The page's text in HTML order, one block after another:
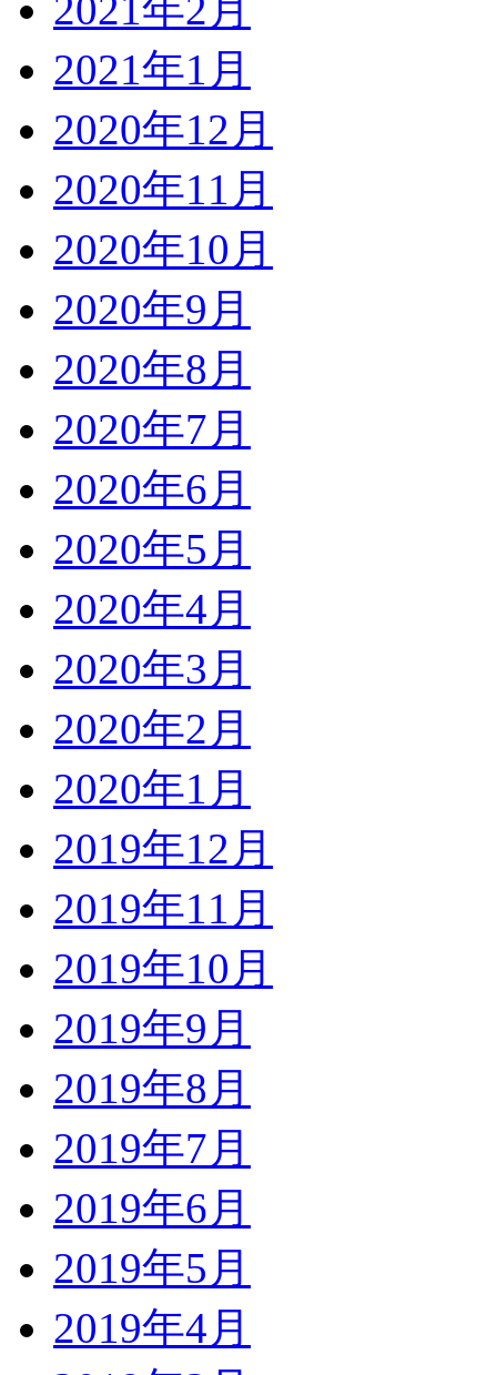
2021年1月
2020年12月
2020年11月
2020年10月
2020年9月
2020年8月
2020年7月
2020年6月
2020年5月
2020年4月
2020年3月
2020年2月
2020年1月
2019年12月
2019年11月
2019年10月
2019年9月
2019年8月
2019年7月
2019年6月
2019年5月
2019年4月